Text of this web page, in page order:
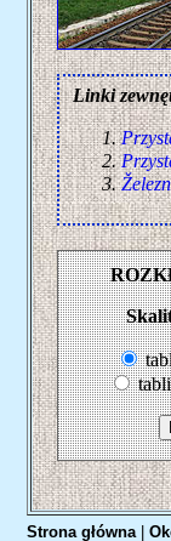
Linki
Strona główna|